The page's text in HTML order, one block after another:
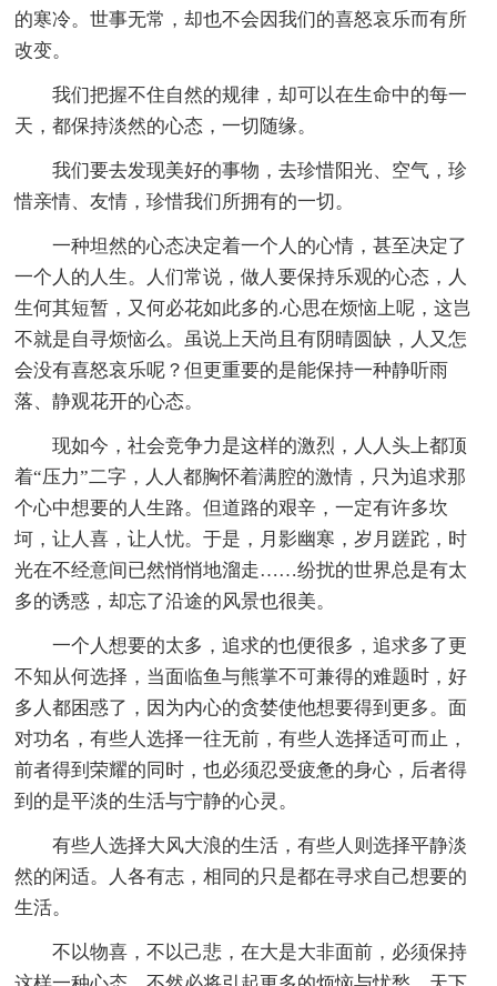
的寒冷。世事无常，却也不会因我们的喜怒哀乐而有所
改变。
我们把握不住自然的规律，却可以在生命中的每一
天，都保持淡然的心态，一切随缘。
我们要去发现美好的事物，去珍惜阳光、空气，珍
惜亲情、友情，珍惜我们所拥有的一切。
一种坦然的心态决定着一个人的心情，甚至决定了
一个人的人生。人们常说，做人要保持乐观的心态，人
生何其短暂，又何必花如此多的.心思在烦恼上呢，这岂
不就是自寻烦恼么。虽说上天尚且有阴晴圆缺，人又怎
会没有喜怒哀乐呢？但更重要的是能保持一种静听雨
落、静观花开的心态。
现如今，社会竞争力是这样的激烈，人人头上都顶
着“压力”二字，人人都胸怀着满腔的激情，只为追求那
个心中想要的人生路。但道路的艰辛，一定有许多坎
坷，让人喜，让人忧。于是，月影幽寒，岁月蹉跎，时
光在不经意间已然悄悄地溜走……纷扰的世界总是有太
多的诱惑，却忘了沿途的风景也很美。
一个人想要的太多，追求的也便很多，追求多了更
不知从何选择，当面临鱼与熊掌不可兼得的难题时，好
多人都困惑了，因为内心的贪婪使他想要得到更多。面
对功名，有些人选择一往无前，有些人选择适可而止，
前者得到荣耀的同时，也必须忍受疲惫的身心，后者得
到的是平淡的生活与宁静的心灵。
有些人选择大风大浪的生活，有些人则选择平静淡
然的闲适。人各有志，相同的只是都在寻求自己想要的
生活。
不以物喜，不以己悲，在大是大非面前，必须保持